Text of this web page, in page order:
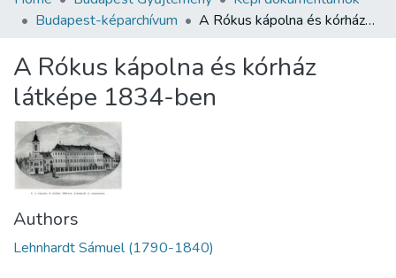
Statistics
About us
Budapest-képarchívum
A Rókus kápolna és kórház látképe 1834-ben
A Rókus kápolna és kórház
látképe 1834-ben
Authors
Lehnhardt Sámuel (1790-1840)